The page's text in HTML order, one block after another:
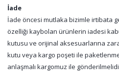
İade
İade öncesi mutlaka bizimle irtibata
özelliği kaybolan ürünlerin iadesi
kutusu ve orijinal aksesuarlarına
kutu veya kargo poşeti ile
anlaşmalı kargomuz ile